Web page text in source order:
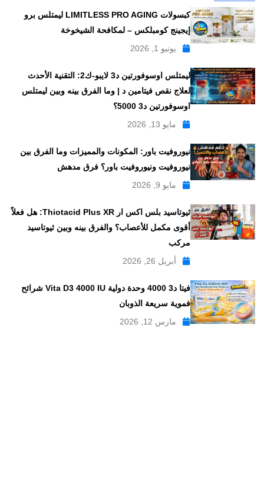
كبسولات LIMITLESS PRO AGING ليمتلس برو
إيجينج كومبلكس – لمكافحة الشيخوخة
يونيو 1, 2026
ليمتلس اوسوفورتين د3 لايبو-ك2: التقنية الأحدث
لعلاج نقص فيتامين د | وما الفرق بينه وبين ليمتلس
اوسوفورتين د3 5000؟
مايو 13, 2026
نيوروفيت باور: المكونات والمميزات وما الفرق بين
نيوروفيت ونيوروفيت باور؟ فرق مدهش
مايو 9, 2026
ثيوتاسيد بلس اكس ار Thiotacid Plus XR: هل فعلاً
أقوى مكمل للأعصاب؟ والفرق بينه وبين ثيوتاسيد
مركب
أبريل 26, 2026
فيتا د3 4000 وحدة دولية Vita D3 4000 IU شرائح
فموية سريعة الذوبان
مارس 12, 2026